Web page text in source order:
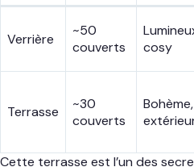
Verrière
~50
couverts
cosy
Terrasse
~30
couverts
Bohème,
Cette terrasse est l’un des